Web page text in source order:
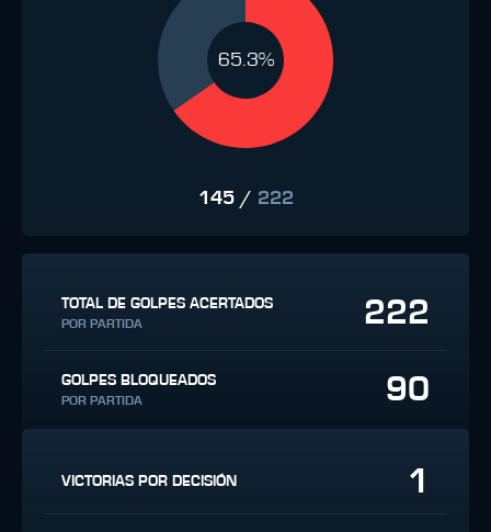
65.3%
145/ 222
TOTAL DE GOLPES ACERTADOS
POR PARTIDA 222
GOLPES BLOQUEADOS
POR PARTIDA 90
VICTORIAS POR DECISIÓN 1